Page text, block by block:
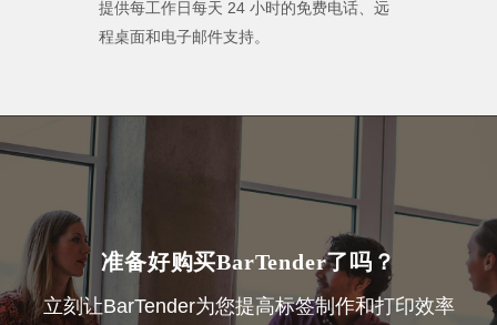
提供每工作日每天 24 小时的免费电话、远
程桌面和电子邮件支持。
准备好购买BarTender了吗？
立刻让BarTender为您提高标签制作和打印效率